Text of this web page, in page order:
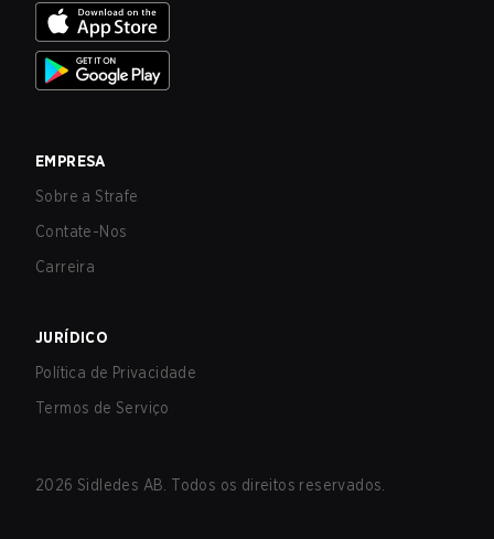
EMPRESA
Sobre a Strafe
Contate-Nos
Carreira
JURÍDICO
Política de Privacidade
Termos de Serviço
2026 Sidledes AB. Todos os direitos reservados.